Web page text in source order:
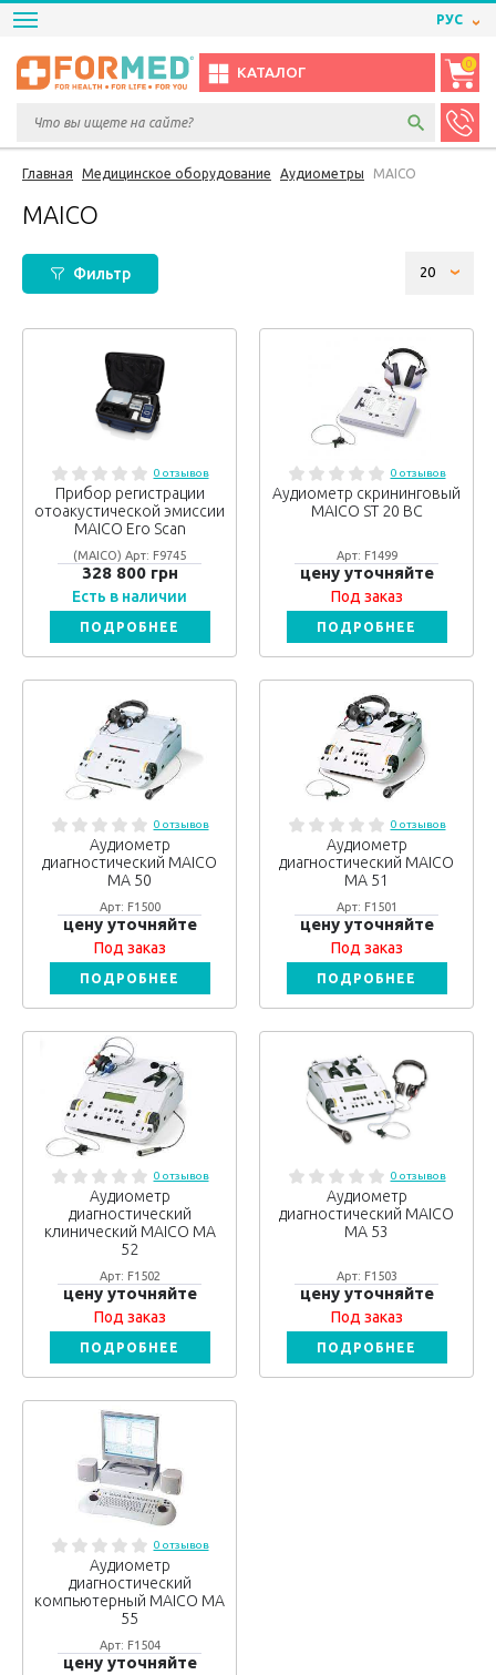
РУС
КАТАЛОГ
0
Главная Медицинское оборудование Аудиометры MAICO
MAICO
Фильтр
0 отзывов
Прибор регистрации
отоакустической эмиссии
MAICO Ero Scan
(MAICO) Арт: F9745
328 800 грн
Есть в наличии
ПОДРОБНЕЕ
0 отзывов
Аудиометр скрининговый
MAICO ST 20 BC
Арт: F1499
цену уточняйте
Под заказ
ПОДРОБНЕЕ
0 отзывов
Аудиометр
диагностический MAICO
МА 50
Арт: F1500
цену уточняйте
Под заказ
ПОДРОБНЕЕ
0 отзывов
Аудиометр
диагностический MAICO
МА 51
Арт: F1501
цену уточняйте
Под заказ
ПОДРОБНЕЕ
0 отзывов
Аудиометр
диагностический
клинический MAICO МА
52
Арт: F1502
цену уточняйте
Под заказ
ПОДРОБНЕЕ
0 отзывов
Аудиометр
диагностический MAICO
МА 53
Арт: F1503
цену уточняйте
Под заказ
ПОДРОБНЕЕ
0 отзывов
Аудиометр
диагностический
компьютерный MAICO МА
55
Арт: F1504
цену уточняйте